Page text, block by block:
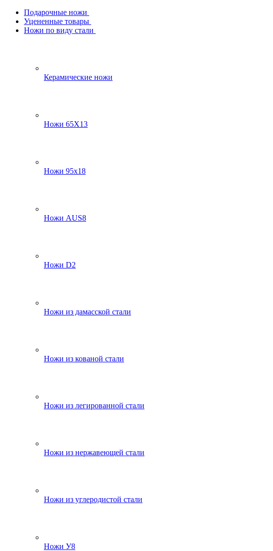
Подарочные ножи
Уцененные товары
Ножи по виду стали
Керамические ножи
Ножи 65Х13
Ножи 95х18
Ножи AUS8
Ножи D2
Ножи из дамасской стали
Ножи из кованой стали
Ножи из легированной стали
Ножи из нержавеющей стали
Ножи из углеродистой стали
Ножи У8